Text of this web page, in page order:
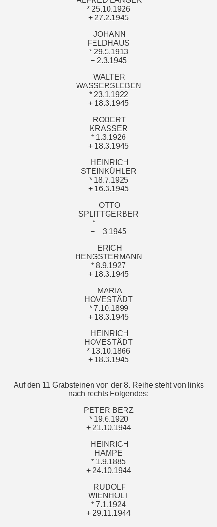
* 25.10.1926
+ 27.2.1945
JOHANN
FELDHAUS
* 29.5.1913
+ 2.3.1945
WALTER
WASSERSLEBEN
* 23.1.1922
+ 18.3.1945
ROBERT
KRASSER
* 1.3.1926
+ 18.3.1945
HEINRICH
STEINKÜHLER
* 18.7.1925
+ 16.3.1945
OTTO
SPLITTGERBER
*
+
3.1945
ERICH
HENGSTERMANN
* 8.9.1927
+ 18.3.1945
MARIA
HOVESTÄDT
* 7.10.1899
+ 18.3.1945
HEINRICH
HOVESTÄDT
* 13.10.1866
+ 18.3.1945
Auf den 11 Grabsteinen von der 8. Reihe steht von links
nach rechts Folgendes:
PETER BERZ
* 19.6.1920
+ 21.10.1944
HEINRICH
HAMPE
* 1.9.1885
+ 24.10.1944
RUDOLF
WIENHOLT
* 7.1.1924
+ 29.11.1944